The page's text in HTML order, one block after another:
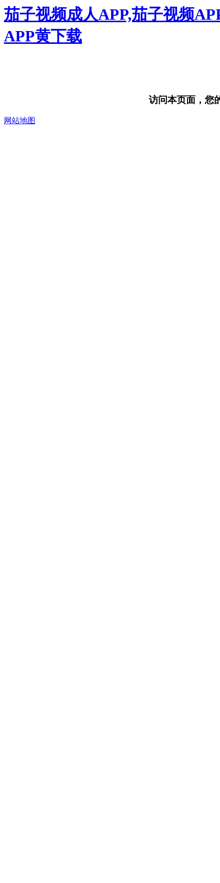
茄子视频成人APP,茄子视频
APP黄下载
访问本页面，您
网站地图